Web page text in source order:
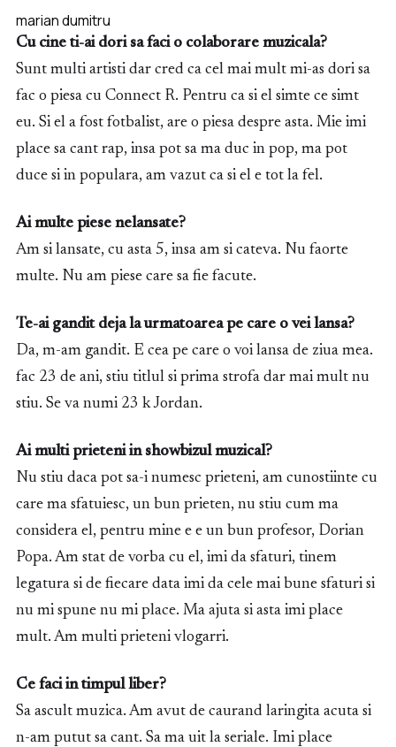
marian dumitru
Cu cine ti-ai dori sa faci o colaborare muzicala?
Sunt multi artisti dar cred ca cel mai mult mi-as dori sa
fac o piesa cu Connect R. Pentru ca si el simte ce simt
eu. Si el a fost fotbalist, are o piesa despre asta. Mie imi
place sa cant rap, insa pot sa ma duc in pop, ma pot
duce si in populara, am vazut ca si el e tot la fel.
Ai multe piese nelansate?
Am si lansate, cu asta 5, insa am si cateva. Nu faorte
multe. Nu am piese care sa fie facute.
Te-ai gandit deja la urmatoarea pe care o vei lansa?
Da, m-am gandit. E cea pe care o voi lansa de ziua mea.
fac 23 de ani, stiu titlul si prima strofa dar mai mult nu
stiu. Se va numi 23 k Jordan.
Ai multi prieteni in showbizul muzical?
Nu stiu daca pot sa-i numesc prieteni, am cunostiinte cu
care ma sfatuiesc, un bun prieten, nu stiu cum ma
considera el, pentru mine e e un bun profesor, Dorian
Popa. Am stat de vorba cu el, imi da sfaturi, tinem
legatura si de fiecare data imi da cele mai bune sfaturi si
nu mi spune nu mi place. Ma ajuta si asta imi place
mult. Am multi prieteni vlogarri.
Ce faci in timpul liber?
Sa ascult muzica. Am avut de caurand laringita acuta si
n-am putut sa cant. Sa ma uit la seriale. Imi place